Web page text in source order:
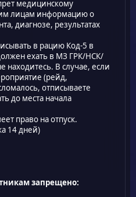
медицинскому
лицам информацию о
диагнозе, результатах
в рацию Код-5 в
ехать в МЗ ГРК/НСК/
находитесь. В случае, если
(рейд,
отписываете
до места начала
право на отпуск.
14 дней)
запрещено: